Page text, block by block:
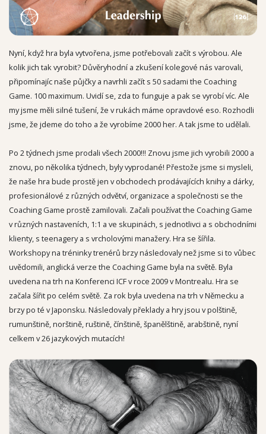
Nyní, když hra byla vytvořena, jsme potřebovali začít s výrobou. Ale
kolik jich tak vyrobit? Důvěryhodní a zkušení kolegové nás varovali,
připomínajíc naše půjčky a navrhli začít s 50 sadami the Coaching
Game. 100 maximum. Uvidí se, zda to funguje a pak se vyrobí víc. Ale
my jsme měli silné tušení, že v rukách máme opravdové eso. Rozhodli
jsme, že jdeme do toho a že vyrobíme 2000 her. A tak jsme to udělali.
Po 2 týdnech jsme prodali všech 2000!!! Znovu jsme jich vyrobili 2000 a
znovu, po několika týdnech, byly vyprodané! Přestože jsme si mysleli,
že naše hra bude prostě jen v obchodech prodávajících knihy a dárky,
profesionálové z různých odvětví, organizace a společnosti se the
Coaching Game prostě zamilovali. Začali používat the Coaching Game
v různých nastaveních, 1:1 a ve skupinách, s jednotlivci a s obchodními
klienty, s teenagery a s vrcholovými manažery. Hra se šířila.
Workshopy na tréninky trenérů brzy následovaly než jsme si to vůbec
uvědomili, anglická verze the Coaching Game byla na světě. Byla
uvedena na trh na Konferenci ICF v roce 2009 v Montrealu. Hra se
začala šířit po celém světě. Za rok byla uvedena na trh v Německu a
brzy po té v Japonsku. Následovaly překlady a hry jsou v polštině,
rumunštině, norštině, ruštině, čínštině, španělštině, arabštině, nyní
celkem v 26 jazykových mutacích!